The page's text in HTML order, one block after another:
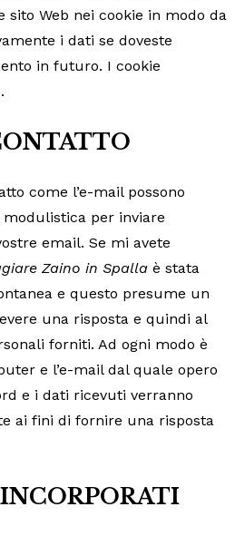
sito Web nei cookie in modo da
i dati se doveste
in futuro. I cookie
come l’e-mail possono
per inviare
email. Se mi avete
Zaino in Spalla è stata
e questo presume un
una risposta e quindi al
forniti. Ad ogni modo è
e l’e-mail dal quale opero
e i dati ricevuti verranno
ai fini di fornire una risposta